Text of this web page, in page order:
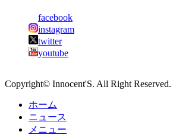
facebook
instagram
twitter
youtube
Copyright© Innocent'S. All Right Reserved.
ホーム
ニュース
メニュー